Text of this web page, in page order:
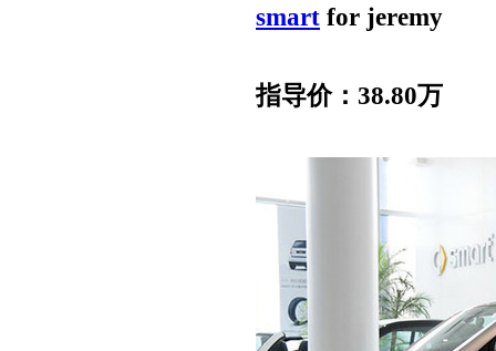
smart for jeremy
指导价：38.80万